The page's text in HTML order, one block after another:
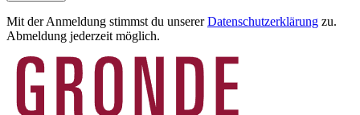
Mit der Anmeldung stimmst du unserer Datenschutzerklärung zu.
Abmeldung jederzeit möglich.